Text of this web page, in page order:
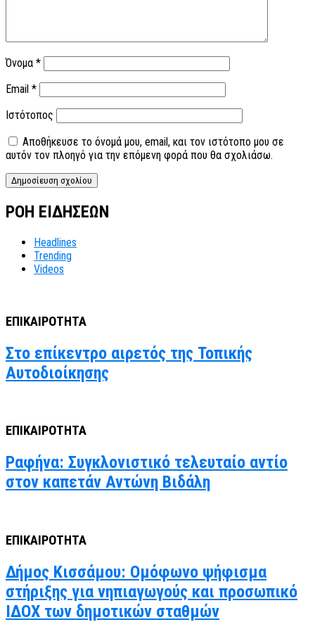
Όνομα *
Email *
Ιστότοπος
Αποθήκευσε το όνομά μου, email, και τον ιστότοπο μου σε
αυτόν τον πλοηγό για την επόμενη φορά που θα σχολιάσω.
ΡΟΗ ΕΙΔΗΣΕΩΝ
Headlines
Trending
Videos
ΕΠΙΚΑΙΡΟΤΗΤΑ
Στο επίκεντρο αιρετός της Τοπικής
Αυτοδιοίκησης
ΕΠΙΚΑΙΡΟΤΗΤΑ
Ραφήνα: Συγκλονιστικό τελευταίο αντίο
στον καπετάν Αντώνη Βιδάλη
ΕΠΙΚΑΙΡΟΤΗΤΑ
Δήμος Κισσάμου: Ομόφωνο ψήφισμα
στήριξης για νηπιαγωγούς και προσωπικό
ΙΔΟΧ των δημοτικών σταθμών